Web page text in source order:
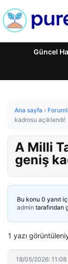
Güncel
Ana sayfa ›
kadrosu açıklandı!
A Milli
geniş
Bu konu 0 yanıt
admin tarafından
1 yazı
18/05/2026: 11:08